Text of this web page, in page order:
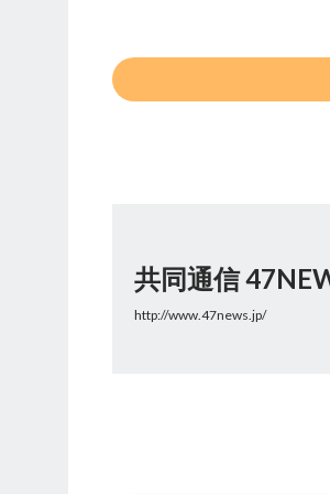
共同通信
http://www.47news.jp/